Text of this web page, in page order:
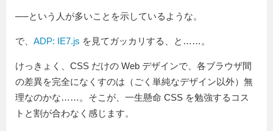
──という人が多いことを示しているような。
で、 ADP: IE7.js を見てガッカリする、と……。
けっきょく、CSS だけの Web デザインで、各ブラウザ間
の差異を完全になくすのは（ごく単純なデザイン以外）無
理なのかな……。そこが、一生懸命 CSS を勉強するコス
トと割が合わなく感じます。